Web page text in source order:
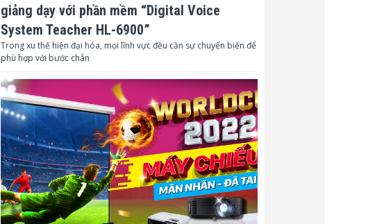
giảng dạy với phần mềm “Digital Voice
System Teacher HL-6900”
Trong xu thế hiện đại hóa, mọi lĩnh vực đều cần sự chuyển biến để
phù hợp với bước chân